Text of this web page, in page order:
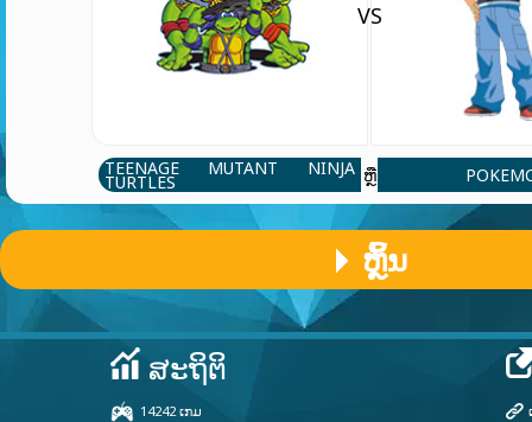
TEENAGE MUTANT NINJA
TURTLES
VS
ຫຼື
ຫຼິ້ນ